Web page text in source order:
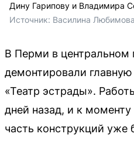
Дину Гарипову и Владимира
Источник: Василина
В Перми в центральном
демонтировали
«Театр эстрады».
дней назад, и к
часть конструкций уже